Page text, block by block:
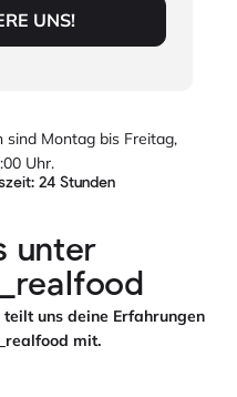
UNS!
sind Montag bis Freitag,
Uhr.
24 Stunden
unter
uns deine Erfahrungen
mit.